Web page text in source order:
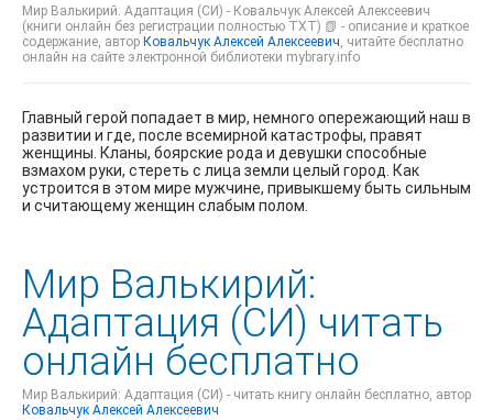
Мир Валькирий: Адаптация (СИ) - Ковальчук Алексей Алексеевич
(книги онлайн без регистрации полностью TXT) 📗 - описание и краткое
содержание, автор Ковальчук Алексей Алексеевич, читайте бесплатно
онлайн на сайте электронной библиотеки mybrary.info
Главный герой попадает в мир, немного опережающий наш в
развитии и где, после всемирной катастрофы, правят
женщины. Кланы, боярские рода и девушки способные
взмахом руки, стереть с лица земли целый город. Как
устроится в этом мире мужчине, привыкшему быть сильным
и считающему женщин слабым полом.
Мир Валькирий:
Адаптация (СИ) читать
онлайн бесплатно
Мир Валькирий: Адаптация (СИ) - читать книгу онлайн бесплатно, автор
Ковальчук Алексей Алексеевич